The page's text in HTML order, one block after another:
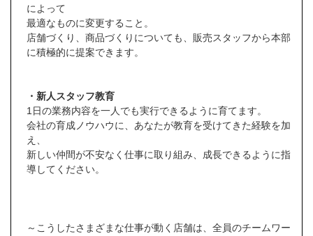
によって
最適なものに変更すること。
店舗づくり、商品づくりについても、販売スタッフから本部
に積極的に提案できます。
・新人スタッフ教育
1日の業務内容を一人でも実行できるように育てます。
会社の育成ノウハウに、あなたが教育を受けてきた経験を加
え、
新しい仲間が不安なく仕事に取り組み、成長できるように指
導してください。
～こうしたさまざまな仕事が動く店舗は、全員のチームワー